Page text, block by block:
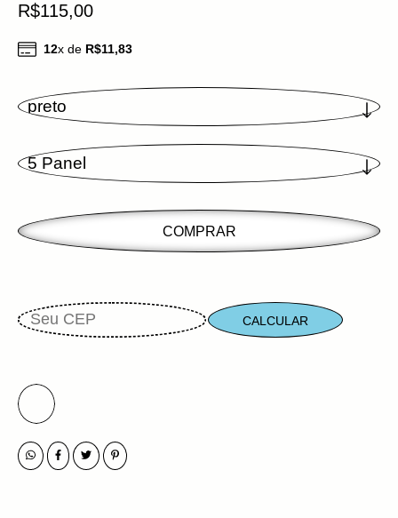
R$115,00
12x de R$11,83
CALCULAR